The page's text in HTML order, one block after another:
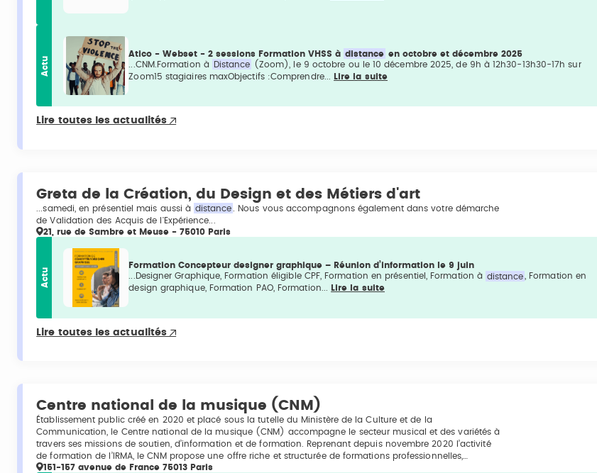
Actu
Atico - Webset - 2 sessions Formation VHSS à distance en octobre et décembre 2025
...CNM.Formation à
Distance (Zoom), le 9 octobre ou le 10 décembre 2025, de 9h à 12h30-13h30-17h sur
Zoom15 stagiaires maxObjectifs :Comprendre...
Lire la suite
Lire toutes les actualités
Greta de la Création, du Design et des Métiers d'art
...samedi, en présentiel mais aussi à distance
. Nous vous accompagnons également dans votre démarche
de Validation des Acquis de l'Expérience...
21, rue de Sambre et Meuse - 75010 Paris
Actu
Formation Concepteur designer graphique – Réunion d’information le 9 juin
...Designer Graphique, Formation éligible CPF, Formation en présentiel, Formation à distance
, Formation en
design graphique, Formation PAO, Formation...
Lire la suite
Lire toutes les actualités
Centre national de la musique (CNM)
Établissement public créé en 2020 et placé sous la tutelle du Ministère de la Culture et de la
Communication, le Centre national de la musique (CNM) accompagne le secteur musical et des variétés à
travers ses missions de soutien, d’information et de formation. Reprenant depuis novembre 2020 l’activité
de formation de l’IRMA, le CNM propose une offre riche et structurée de formations professionnelles,…
151-157 avenue de France 75013 Paris